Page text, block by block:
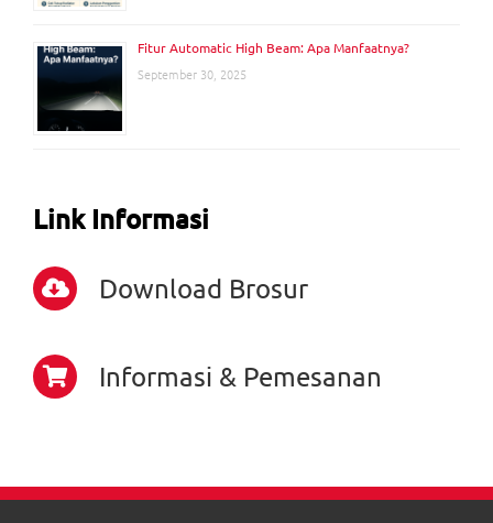
Fitur Automatic High Beam: Apa Manfaatnya?
September 30, 2025
Link Informasi
Download Brosur
Informasi & Pemesanan